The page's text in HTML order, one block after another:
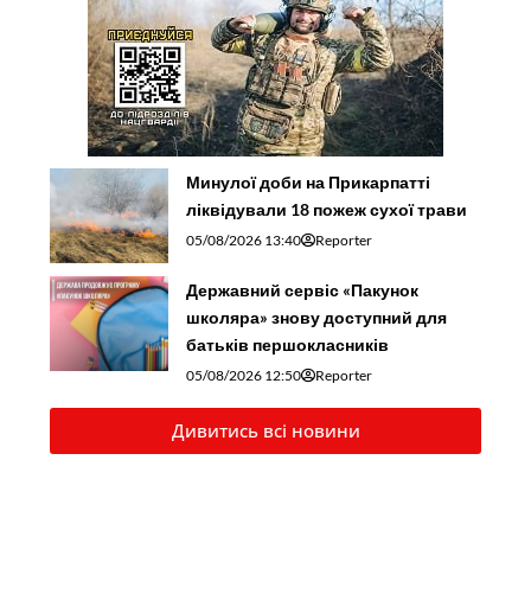
Минулої доби на Прикарпатті
ліквідували 18 пожеж сухої трави
05/08/2026 13:40 Reporter
Державний сервіс «Пакунок
школяра» знову доступний для
батьків першокласників
05/08/2026 12:50 Reporter
Дивитись всі новини